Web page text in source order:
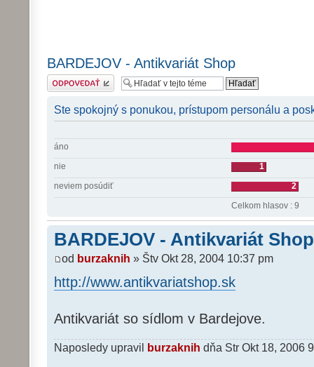
BARDEJOV - Antikvariát Shop
Odoslať odpoveď
Ste spokojný s ponukou, prístupom personálu a
áno
nie
1
neviem posúdiť
2
Celkom hlasov : 9
BARDEJOV - Antikvariát Shop
od burzaknih » Štv Okt 28, 2004 10:37 pm
http://www.antikvariatshop.sk
Antikvariát so sídlom v Bardejove.
Naposledy upravil burzaknih dňa Str Okt 18, 2006